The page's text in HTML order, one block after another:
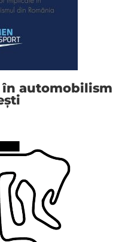
în automobilism